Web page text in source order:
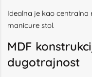
Idealna je kao centralna
manicure stol.
MDF
dugotrajnost